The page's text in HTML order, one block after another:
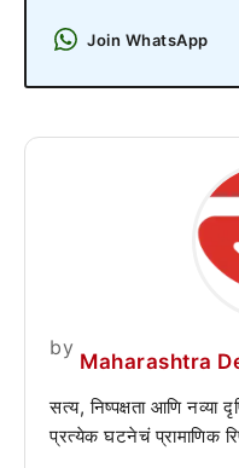
Join WhatsApp
by
Maharashtra
सत्य, निष्पक्षता आणि नव्या
प्रत्येक घटनेचं प्रामाणिक